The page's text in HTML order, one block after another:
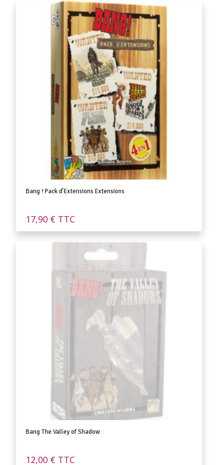
Bang ! Pack d’Extensions Extensions
17,90 € TTC
Bang The Valley of Shadow
12,00 € TTC